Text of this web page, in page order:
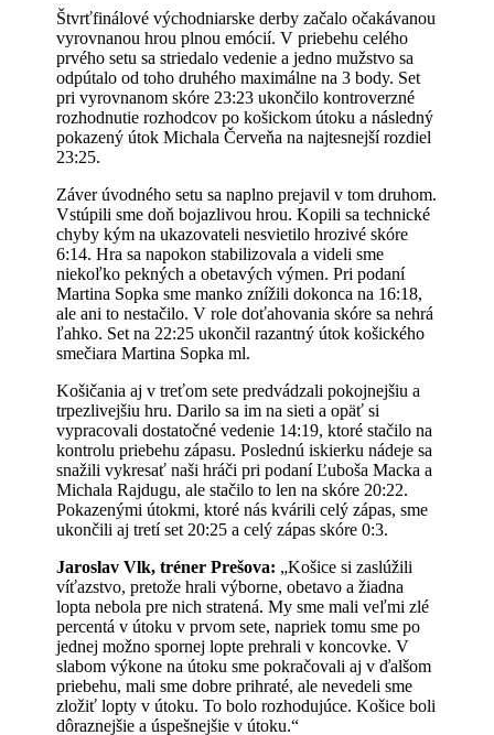
Štvrťfinálové východniarske derby začalo očakávanou
vyrovnanou hrou plnou emócií. V priebehu celého
prvého setu sa striedalo vedenie a jedno mužstvo sa
odpútalo od toho druhého maximálne na 3 body. Set
pri vyrovnanom skóre 23:23 ukončilo kontroverzné
rozhodnutie rozhodcov po košickom útoku a následný
pokazený útok Michala Červeňa na najtesnejší rozdiel
23:25.
Záver úvodného setu sa naplno prejavil v tom druhom.
Vstúpili sme doň bojazlivou hrou. Kopili sa technické
chyby kým na ukazovateli nesvietilo hrozivé skóre
6:14. Hra sa napokon stabilizovala a videli sme
niekoľko pekných a obetavých výmen. Pri podaní
Martina Sopka sme manko znížili dokonca na 16:18,
ale ani to nestačilo. V role doťahovania skóre sa nehrá
ľahko. Set na 22:25 ukončil razantný útok košického
smečiara Martina Sopka ml.
Košičania aj v treťom sete predvádzali pokojnejšiu a
trpezlivejšiu hru. Darilo sa im na sieti a opäť si
vypracovali dostatočné vedenie 14:19, ktoré stačilo na
kontrolu priebehu zápasu. Poslednú iskierku nádeje sa
snažili vykresať naši hráči pri podaní Ľuboša Macka a
Michala Rajdugu, ale stačilo to len na skóre 20:22.
Pokazenými útokmi, ktoré nás kvárili celý zápas, sme
ukončili aj tretí set 20:25 a celý zápas skóre 0:3.
Jaroslav Vlk, tréner Prešova: „Košice si zaslúžili
víťazstvo, pretože hrali výborne, obetavo a žiadna
lopta nebola pre nich stratená. My sme mali veľmi zlé
percentá v útoku v prvom sete, napriek tomu sme po
jednej možno spornej lopte prehrali v koncovke. V
slabom výkone na útoku sme pokračovali aj v ďalšom
priebehu, mali sme dobre prihraté, ale nevedeli sme
zložiť lopty v útoku. To bolo rozhodujúce. Košice boli
dôraznejšie a úspešnejšie v útoku.“